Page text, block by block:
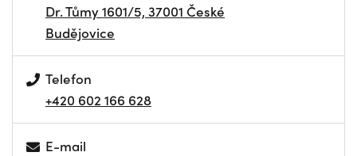
Dr. Tůmy 1601/5, 37001 České
Budějovice
Telefon
+420 602 166 628
E-mail